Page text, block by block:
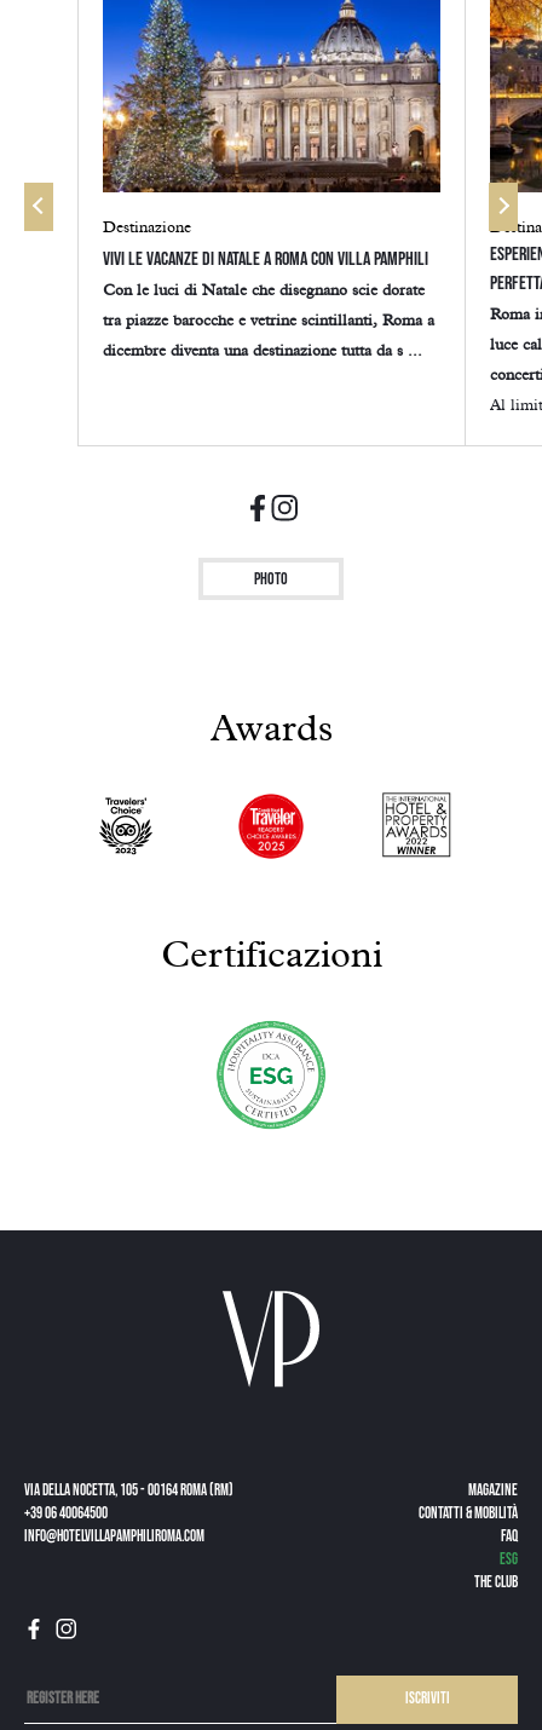
Destinazione
Vivi le vacanze di Natale a Roma con Villa Pamphili
Con le luci di Natale che disegnano scie dorate
tra piazze barocche e vetrine scintillanti, Roma a
dicembre diventa una destinazione tutta da s ...
Roma
luce
Al
Photo
Awards
Certificazioni
Via della Nocetta, 105 - 00164 Roma (RM)
+39 06 40064500
info@hotelvillapamphiliroma.com
Magazine
CONTATTI & MOBILITÀ
FAQ
ESG
The Club
Iscriviti